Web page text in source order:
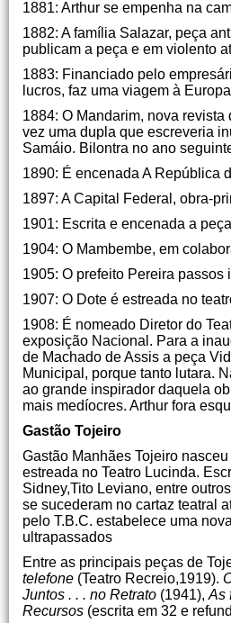
1881: Arthur se empenha na
1882: A família Salazar, peça
publicam a peça e em violento
1883: Financiado pelo
lucros, faz uma viagem à
1884: O Mandarim, nova
vez uma dupla que escreveria
Samáio. Bilontra no ano
1890: É encenada A República
1897: A Capital Federal, obra-
1901: Escrita e encenada a
1904: O Mambembe, em
1905: O prefeito Pereira
1907: O Dote é estreada no
1908: É nomeado Diretor do
exposição Nacional. Para a
de Machado de Assis a peça
Municipal, porque tanto lutara.
ao grande inspirador daquela
mais medíocres. Arthur fora
Gastão Tojeiro
Gastão Manhães Tojeiro
estreada no Teatro Lucinda.
Sidney,Tito Leviano, entre
se sucederam no cartaz teatral
pelo T.B.C. estabelece uma
ultrapassados
Entre as principais peças de
telefone (Teatro Recreio,1919).
Juntos . . . no Retrato (1941), As
Recursos (escrita em 32 e